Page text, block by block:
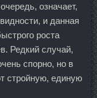
означает,
и данная
роста
Редкий случай,
спорно, но в
стройную, единую